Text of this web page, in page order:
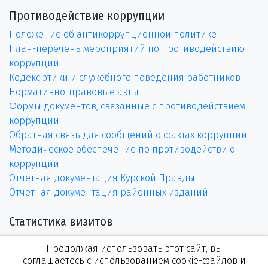
Противодействие коррупции
Положение об антикоррупционной политике
План-перечень мероприятий по противодействию
коррупции
Кодекс этики и служебного поведения работников
Нормативно-правовые акты
Формы документов, связанные с противодействием
коррупции
Обратная связь для сообщений о фактах коррупции
Методическое обеспечение по противодействию
коррупции
Отчетная документация Курской Правды
Отчетная документация районных изданий
Статистика визитов
Продолжая использовать этот сайт, вы
соглашаетесь с использованием cookie-файлов и